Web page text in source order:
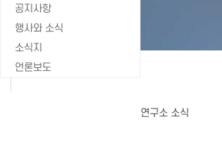
공지사항
행사와 소식
소식지
언론보도
연구소 소식